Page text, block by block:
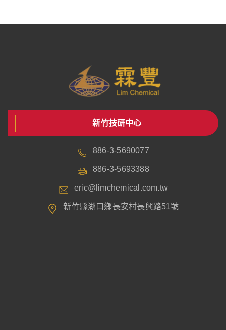
新竹技研中心
886-3-5690077
886-3-5693388
eric@limchemical.com.tw
新竹縣湖口鄉長安村長興路51號